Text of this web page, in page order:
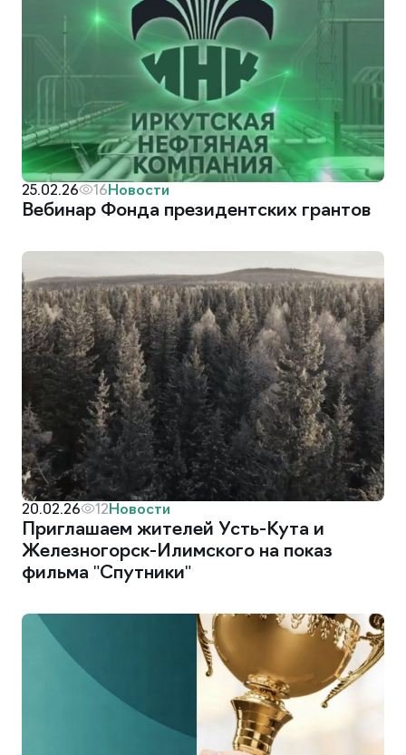
25.02.26 16 Новости
Вебинар Фонда президентских грантов
20.02.26 12 Новости
Приглашаем жителей Усть-Кута и
Железногорск-Илимского на показ
фильма "Спутники"